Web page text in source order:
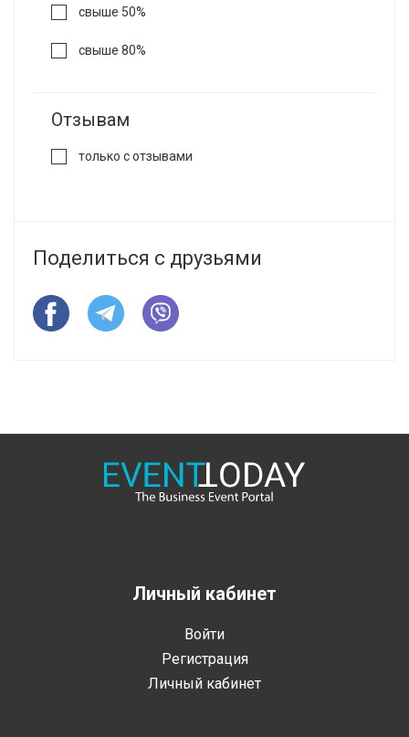
свыше 50%
свыше 80%
Отзывам
только с отзывами
Поделиться с друзьями
Личный кабинет
Войти
Регистрация
Личный кабинет